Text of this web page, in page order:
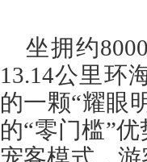
坐拥约
13.14公里环
的一颗“耀眼
的“零门槛”